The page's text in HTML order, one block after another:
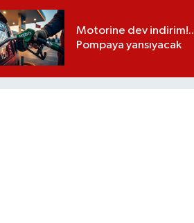
Motorine dev indirim!..
Pompaya yansıyacak